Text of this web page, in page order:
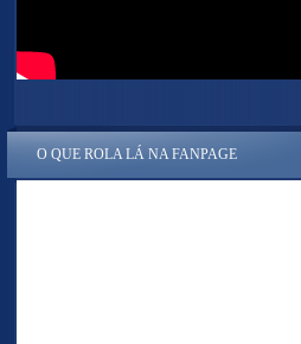
O QUE ROLA LÁ NA FANPAGE